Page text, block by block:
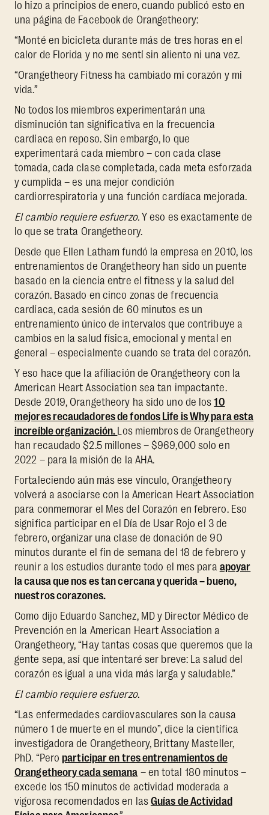
lo hizo a principios de enero, cuando publicó esto en
una página de Facebook de Orangetheory:
“Monté en bicicleta durante más de tres horas en el
calor de Florida y no me sentí sin aliento ni una vez.
“Orangetheory Fitness ha cambiado mi corazón y mi
vida.”
No todos los miembros experimentarán una
disminución tan significativa en la frecuencia
cardíaca en reposo. Sin embargo, lo que
experimentará cada miembro – con cada clase
tomada, cada clase completada, cada meta esforzada
y cumplida – es una mejor condición
cardiorrespiratoria y una función cardíaca mejorada.
El cambio requiere esfuerzo.Y eso es exactamente de
lo que se trata Orangetheory.
Desde que Ellen Latham fundó la empresa en 2010, los
entrenamientos de Orangetheory han sido un puente
basado en la ciencia entre el fitness y la salud del
corazón. Basado en cinco zonas de frecuencia
cardíaca, cada sesión de 60 minutos es un
entrenamiento único de intervalos que contribuye a
cambios en la salud física, emocional y mental en
general – especialmente cuando se trata del corazón.
Y eso hace que la afiliación de Orangetheory con la
American Heart Association sea tan impactante.
Desde 2019, Orangetheory ha sido uno de los10
mejores recaudadores de fondos Life is Why para esta
increíble organización. Los miembros de Orangetheory
han recaudado $2.5 millones – $969,000 solo en
2022 – para la misión de la AHA.
Fortaleciendo aún más ese vínculo, Orangetheory
volverá a asociarse con la American Heart Association
para conmemorar el Mes del Corazón en febrero. Eso
significa participar en el Día de Usar Rojo el 3 de
febrero, organizar una clase de donación de 90
minutos durante el fin de semana del 18 de febrero y
reunir a los estudios durante todo el mes para apoyar
la causa que nos es tan cercana y querida – bueno,
nuestros corazones.
Como dijo Eduardo Sanchez, MD y Director Médico de
Prevención en la American Heart Association a
Orangetheory, “Hay tantas cosas que queremos que la
gente sepa, así que intentaré ser breve: La salud del
corazón es igual a una vida más larga y saludable.”
El cambio requiere esfuerzo.
“Las enfermedades cardiovasculares son la causa
número 1 de muerte en el mundo”, dice la científica
investigadora de Orangetheory, Brittany Masteller,
PhD. “Pero participar en tres entrenamientos de
Orangetheory cada semana – en total 180 minutos –
excede los 150 minutos de actividad moderada a
vigorosa recomendados en las Guías de Actividad